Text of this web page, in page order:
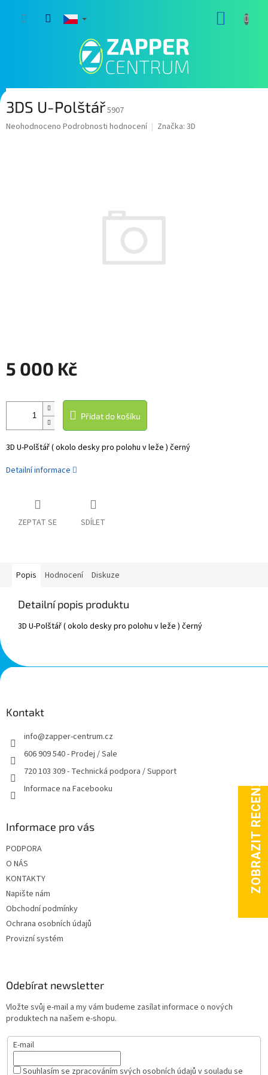
3DS U-Polštář5907
Průměrné
Neohodnoceno Podrobnosti hodnocení Značka: 3D
5 000 Kč
cena:
Přidat do košíku
3D U-Polštář ( okolo desky pro polohu v leže ) černý
Detailní informace
ZEPTAT SE SDÍLET
Popis Hodnocení Diskuze
Detailní popis produktu
3D U-Polštář ( okolo desky pro polohu v leže ) černý
Z
á
Kontakt
info@zapper-centrum.cz
606 909 540 - Prodej / Sale
720 103 309 - Technická podpora / Support
Informace na Facebooku
Informace pro vás
PODPORA
O NÁS
KONTAKTY
Napište nám
Obchodní podmínky
Ochrana osobních údajů
Provizní systém
Odebírat newsletter
Vložte svůj e-mail a my vám budeme zasílat informace o nových
produktech na našem e-shopu.
E-mail
Souhlasím se zpracováním svých osobních údajů v souladu se